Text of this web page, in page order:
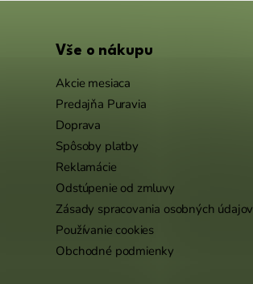
Vše o nákupu
Akcie mesiaca
Predajňa Puravia
Doprava
Spôsoby platby
Reklamácie
Odstúpenie od zmluvy
Zásady spracovania osobných údajov
Používanie cookies
Obchodné podmienky